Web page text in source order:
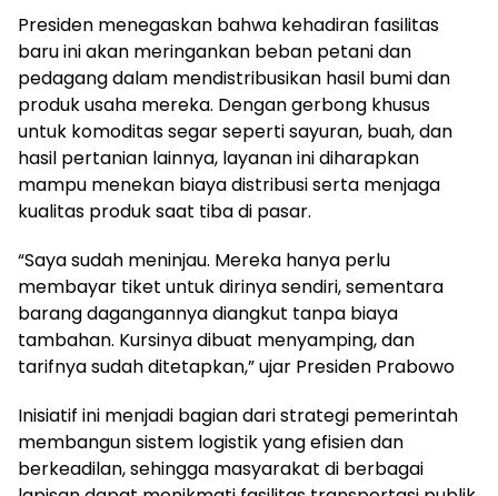
Presiden menegaskan bahwa kehadiran fasilitas
baru ini akan meringankan beban petani dan
pedagang dalam mendistribusikan hasil bumi dan
produk usaha mereka. Dengan gerbong khusus
untuk komoditas segar seperti sayuran, buah, dan
hasil pertanian lainnya, layanan ini diharapkan
mampu menekan biaya distribusi serta menjaga
kualitas produk saat tiba di pasar.
“Saya sudah meninjau. Mereka hanya perlu
membayar tiket untuk dirinya sendiri, sementara
barang dagangannya diangkut tanpa biaya
tambahan. Kursinya dibuat menyamping, dan
tarifnya sudah ditetapkan,” ujar Presiden Prabowo
Inisiatif ini menjadi bagian dari strategi pemerintah
membangun sistem logistik yang efisien dan
berkeadilan, sehingga masyarakat di berbagai